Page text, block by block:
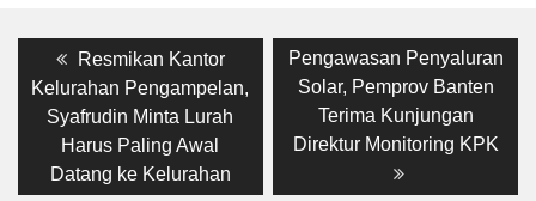
Post
navigation
Previous
post:
Resmikan Kantor
Kelurahan Pengampelan,
Syafrudin Minta Lurah
Harus Paling Awal
Datang ke Kelurahan
Next
post:
Pengawasan Penyaluran
Solar, Pemprov Banten
Terima Kunjungan
Direktur Monitoring KPK